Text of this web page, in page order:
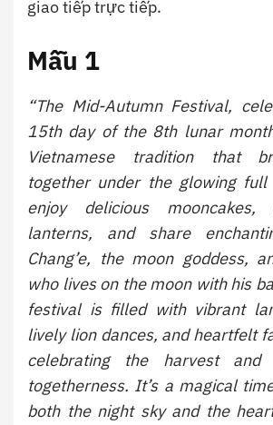
giao tiếp trực tiếp.
Mẫu 1
“The Mid-Autumn Festival,
15th day of the 8th lunar
Vietnamese tradition that
together under the glowing full
enjoy delicious
lanterns, and share
Chang’e, the moon goddess,
who lives on the moon with his
festival is filled with vibrant
lively lion dances, and heartfelt
celebrating the harvest
togetherness. It’s a magical
both the night sky and the